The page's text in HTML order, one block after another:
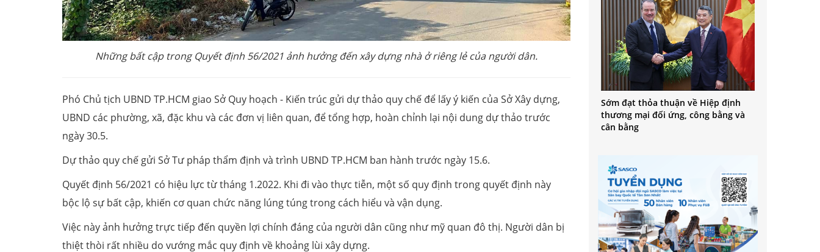
Những bất cập trong Quyết định 56/2021 ảnh hưởng đến xây dựng nhà ở riêng lẻ của người dân.
Phó Chủ tịch UBND TP.HCM giao Sở Quy hoạch - Kiến trúc gửi dự thảo quy chế để lấy ý kiến của Sở Xây dựng,
UBND các phường, xã, đặc khu và các đơn vị liên quan, để tổng hợp, hoàn chỉnh lại nội dung dự thảo trước
ngày 30.5.
Dự thảo quy chế gửi Sở Tư pháp thẩm định và trình UBND TP.HCM ban hành trước ngày 15.6.
Quyết định 56/2021 có hiệu lực từ tháng 1.2022. Khi đi vào thực tiễn, một số quy định trong quyết định này
bộc lộ sự bất cập, khiến cơ quan chức năng lúng túng trong cách hiểu và vận dụng.
Việc này ảnh hưởng trực tiếp đến quyền lợi chính đáng của người dân cũng như mỹ quan đô thị. Người dân bị
thiệt thòi rất nhiều do vướng mắc quy định về khoảng lùi xây dựng.
Sớm đạt thỏa thuận về Hiệp định
thương mại đối ứng, công bằng và
cân bằng